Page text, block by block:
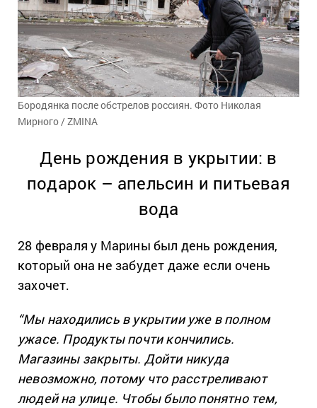
Бородянка после обстрелов россиян. Фото Николая
Мирного / ZMINA
День рождения в укрытии: в
подарок – апельсин и питьевая
вода
28 февраля у Марины был день рождения,
который она не забудет даже если очень
захочет.
“Мы находились в укрытии уже в полном
ужасе. Продукты почти кончились.
Магазины закрыты. Дойти никуда
невозможно, потому что расстреливают
людей на улице. Чтобы было понятно тем,